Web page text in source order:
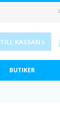
TILL KASSAN
BUTIKER